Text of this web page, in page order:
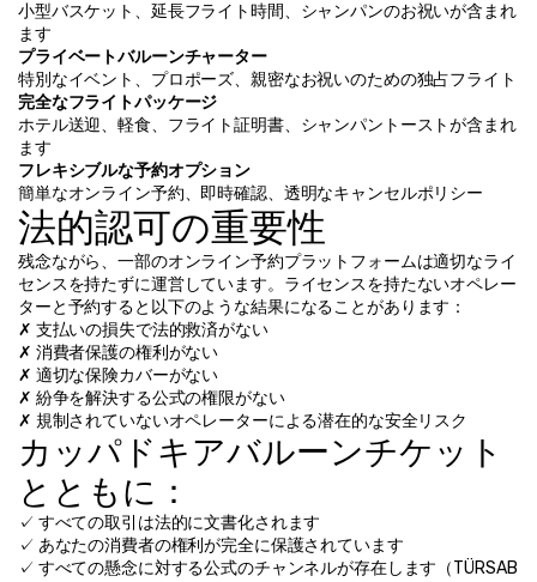
小型バスケット、延長フライト時間、シャンパンのお祝いが含まれ
ます
プライベートバルーンチャーター
特別なイベント、プロポーズ、親密なお祝いのための独占フライト
完全なフライトパッケージ
ホテル送迎、軽食、フライト証明書、シャンパントーストが含まれ
ます
フレキシブルな予約オプション
簡単なオンライン予約、即時確認、透明なキャンセルポリシー
法的認可の重要性
残念ながら、一部のオンライン予約プラットフォームは適切なライ
センスを持たずに運営しています。ライセンスを持たないオペレー
ターと予約すると以下のような結果になることがあります：
✗ 支払いの損失で法的救済がない
✗ 消費者保護の権利がない
✗ 適切な保険カバーがない
✗ 紛争を解決する公式の権限がない
✗ 規制されていないオペレーターによる潜在的な安全リスク
カッパドキアバルーンチケット
とともに：
✓ すべての取引は法的に文書化されます
✓ あなたの消費者の権利が完全に保護されています
✓ すべての懸念に対する公式のチャンネルが存在します（TÜRSAB